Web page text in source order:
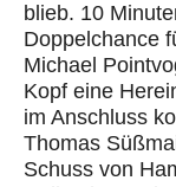
blieb. 10
Doppelchance
Michael
Kopf eine
im Anschluss
Thomas
Schuss von